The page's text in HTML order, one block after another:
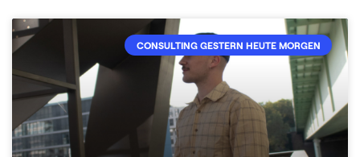
CONSULTING GESTERN HEUTE MORGEN